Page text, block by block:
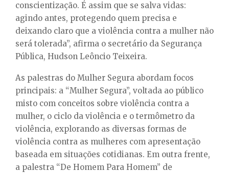
conscientização. É assim que se salva vidas:
agindo antes, protegendo quem precisa e
deixando claro que a violência contra a mulher não
será tolerada”, afirma o secretário da Segurança
Pública, Hudson Leôncio Teixeira.
As palestras do Mulher Segura abordam focos
principais: a “Mulher Segura”, voltada ao público
misto com conceitos sobre violência contra a
mulher, o ciclo da violência e o termômetro da
violência, explorando as diversas formas de
violência contra as mulheres com apresentação
baseada em situações cotidianas. Em outra frente,
a palestra “De Homem Para Homem” de